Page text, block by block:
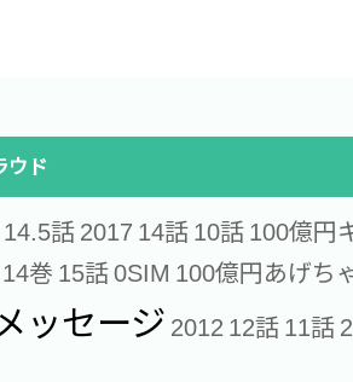
ウド
14.5話 2017 14話 10話 100億円
14巻 15話0SIM 100億円あげち
ッセージ 2012 12話 11話